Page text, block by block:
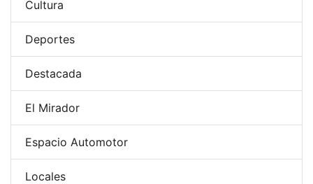
Cultura
Deportes
Destacada
El Mirador
Espacio Automotor
Locales